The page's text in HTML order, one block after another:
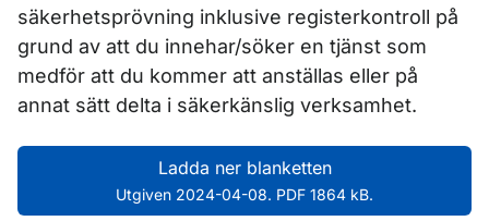
säkerhetsprövning inklusive registerkontroll på
grund av att du innehar/söker en tjänst som
medför att du kommer att anställas eller på
annat sätt delta i säkerkänslig verksamhet.
Ladda ner blanketten
Utgiven 2024-04-08. PDF 1864 kB.